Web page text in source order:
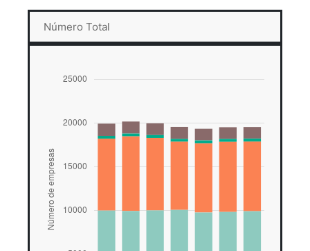
Número Total